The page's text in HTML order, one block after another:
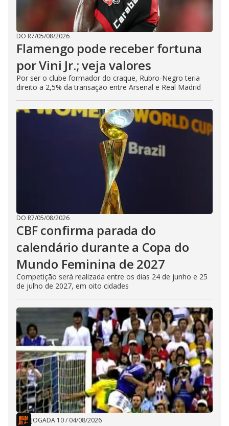
DO R7/05/08/2026
Flamengo pode receber fortuna
por Vini Jr.; veja valores
Por ser o clube formador do craque, Rubro-Negro teria
direito a 2,5% da transação entre Arsenal e Real Madrid
DO R7/05/08/2026
CBF confirma parada do
calendário durante a Copa do
Mundo Feminina de 2027
Competição será realizada entre os dias 24 de junho e 25
de julho de 2027, em oito cidades
JOGADA 10/ 04/08/2026